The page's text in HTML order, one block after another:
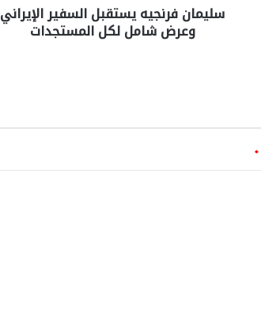
سليمان فرنجيه يستقبل السفير الإيراني
وعرض شامل لكل المستجدات
*